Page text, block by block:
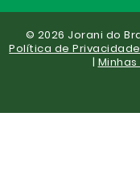
© 2026 Jorani do
Política de Privacidade
|